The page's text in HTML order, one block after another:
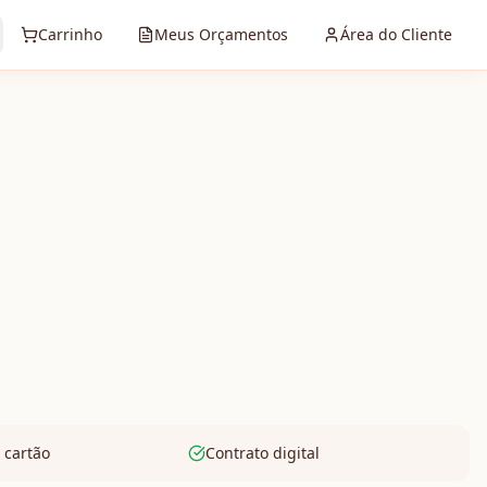
Carrinho Meus Orçamentos Área do Cliente
cartão Contrato digital